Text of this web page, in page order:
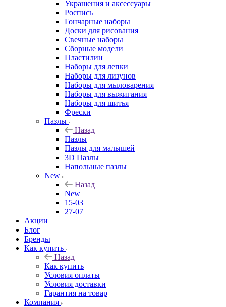
Украшения и аксессуары
Роспись
Гончарные наборы
Доски для рисования
Свечные наборы
Сборные модели
Пластилин
Наборы для лепки
Наборы для лизунов
Наборы для мыловарения
Наборы для выжигания
Наборы для шитья
Фрески
Пазлы
Назад
Пазлы
Пазлы для малышей
3D Пазлы
Напольные пазлы
New
Назад
New
15-03
27-07
Акции
Блог
Бренды
Как купить
Назад
Как купить
Условия оплаты
Условия доставки
Гарантия на товар
Компания